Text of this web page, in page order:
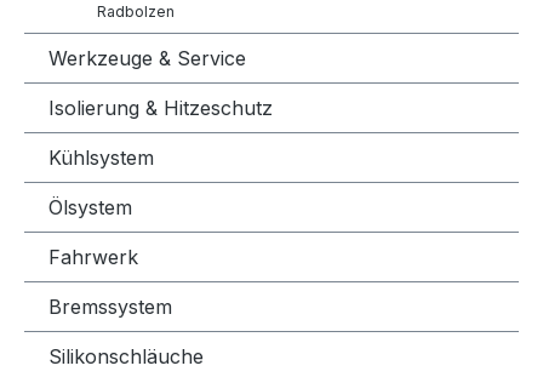
Radbolzen
Werkzeuge & Service
Isolierung & Hitzeschutz
Kühlsystem
Ölsystem
Fahrwerk
Bremssystem
Silikonschläuche